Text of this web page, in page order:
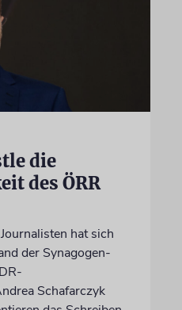
die
des ÖRR
hat sich
der Synagogen-
Schafarczyk